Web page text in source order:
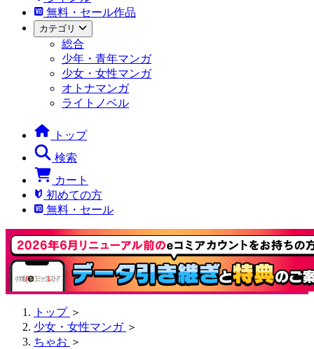
無料・セール作品
カテゴリ
総合
少年・青年マンガ
少女・女性マンガ
オトナマンガ
ライトノベル
トップ
検索
カート
初めての方
無料・セール
トップ ＞
少女・女性マンガ ＞
ちゃお ＞